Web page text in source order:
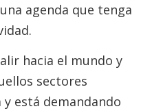
agenda que tenga
hacia el mundo y
sectores
está demandando